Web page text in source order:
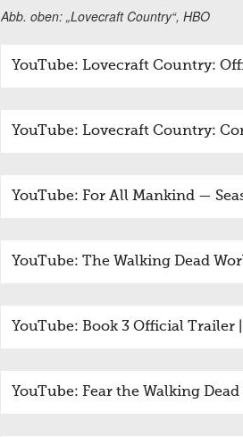
Abb. oben: „Lovecraft Country“, HBO
YouTube: Lovecraft Country:
YouTube: Lovecraft Country:
YouTube: For All Mankind —
YouTube: The Walking Dead
YouTube: Book 3 Official
YouTube: Fear the Walking